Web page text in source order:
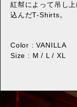
紅幇によって吊し
込んだT-Shirts。
Color : VANILLA
Size : M / L / XL